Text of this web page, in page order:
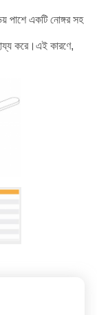
পাশে একটি নোঙ্গর সহ
করে।এই কারণে,